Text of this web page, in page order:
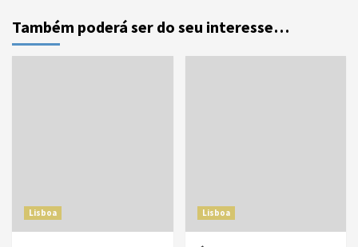
Também poderá ser do seu interesse…
Lisboa Lisboa